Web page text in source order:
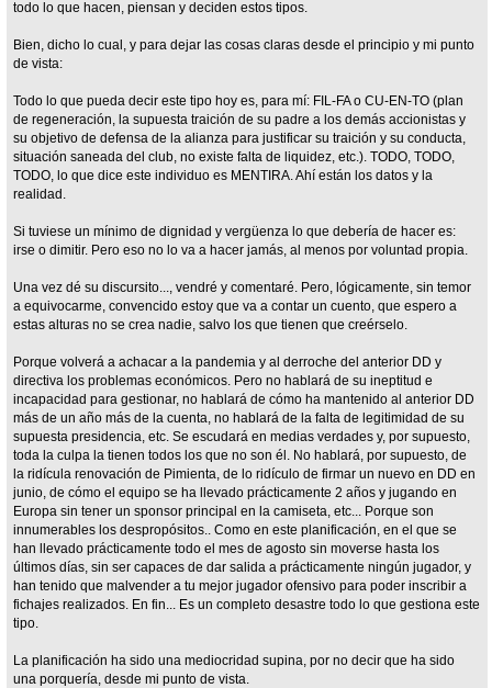
todo lo que hacen, piensan y deciden estos tipos.
Bien, dicho lo cual, y para dejar las cosas claras desde el principio y mi punto
de vista:
Todo lo que pueda decir este tipo hoy es, para mí: FIL-FA o CU-EN-TO (plan
de regeneración, la supuesta traición de su padre a los demás accionistas y
su objetivo de defensa de la alianza para justificar su traición y su conducta,
situación saneada del club, no existe falta de liquidez, etc.). TODO, TODO,
TODO, lo que dice este individuo es MENTIRA. Ahí están los datos y la
realidad.
Si tuviese un mínimo de dignidad y vergüenza lo que debería de hacer es:
irse o dimitir. Pero eso no lo va a hacer jamás, al menos por voluntad propia.
Una vez dé su discursito..., vendré y comentaré. Pero, lógicamente, sin temor
a equivocarme, convencido estoy que va a contar un cuento, que espero a
estas alturas no se crea nadie, salvo los que tienen que creérselo.
Porque volverá a achacar a la pandemia y al derroche del anterior DD y
directiva los problemas económicos. Pero no hablará de su ineptitud e
incapacidad para gestionar, no hablará de cómo ha mantenido al anterior DD
más de un año más de la cuenta, no hablará de la falta de legitimidad de su
supuesta presidencia, etc. Se escudará en medias verdades y, por supuesto,
toda la culpa la tienen todos los que no son él. No hablará, por supuesto, de
la ridícula renovación de Pimienta, de lo ridículo de firmar un nuevo en DD en
junio, de cómo el equipo se ha llevado prácticamente 2 años y jugando en
Europa sin tener un sponsor principal en la camiseta, etc... Porque son
innumerables los despropósitos.. Como en este planificación, en el que se
han llevado prácticamente todo el mes de agosto sin moverse hasta los
últimos días, sin ser capaces de dar salida a prácticamente ningún jugador, y
han tenido que malvender a tu mejor jugador ofensivo para poder inscribir a
fichajes realizados. En fin... Es un completo desastre todo lo que gestiona este
tipo.
La planificación ha sido una mediocridad supina, por no decir que ha sido
una porquería, desde mi punto de vista.